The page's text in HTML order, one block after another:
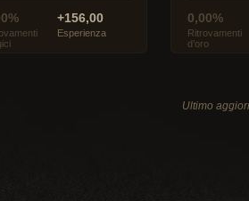
+156,00
Esperienza
0,00%
Ritrovamenti
d’oro
Ultimo